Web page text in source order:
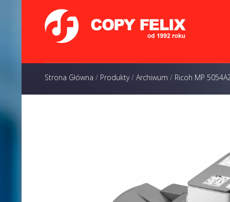
Strona Główna / Produkty/ Archiwum / Ricoh MP